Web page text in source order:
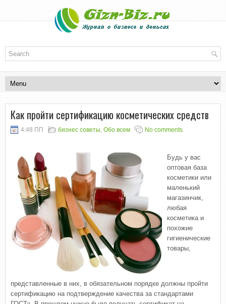
Как пройти сертификацию косметических средств
4:48 ПП бизнес советы, Обо всем No comments
Будь у вас
оптовая база
косметики или
маленький
магазинчик,
любая
косметика и
похожие
гигиенические
товары,
представленные в них, в обязательном порядке должны пройти
сертификацию на подтверждение качества за стандартами